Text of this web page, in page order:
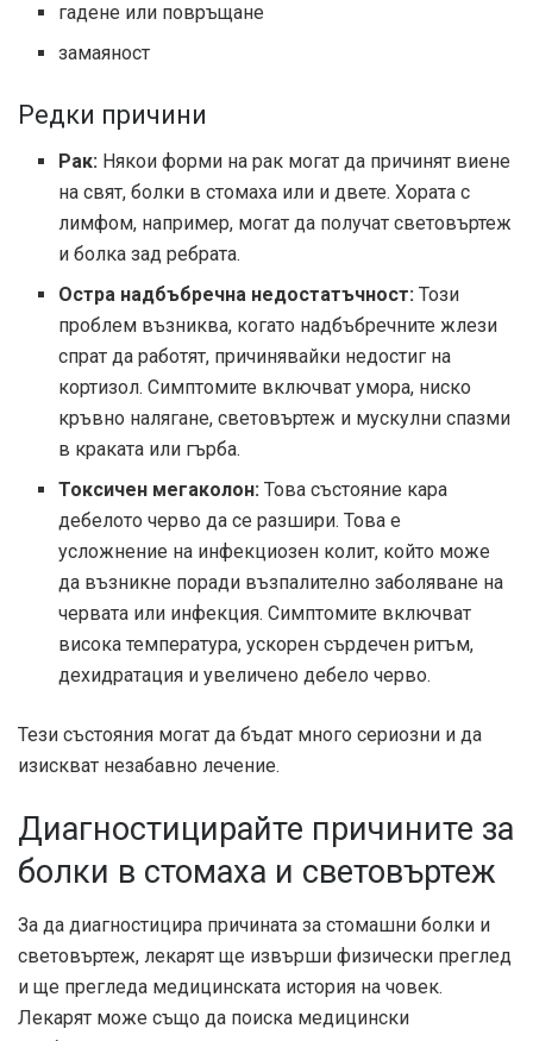
гадене или повръщане
замаяност
Редки причини
Рак: Някои форми на рак могат да причинят виене
на свят, болки в стомаха или и двете. Хората с
лимфом, например, могат да получат световъртеж
и болка зад ребрата.
Остра надбъбречна недостатъчност:Този
проблем възниква, когато надбъбречните жлези
спрат да работят, причинявайки недостиг на
кортизол. Симптомите включват умора, ниско
кръвно налягане, световъртеж и мускулни спазми
в краката или гърба.
Токсичен мегаколон: Това състояние кара
дебелото черво да се разшири. Това е
усложнение на инфекциозен колит, който може
да възникне поради възпалително заболяване на
червата или инфекция. Симптомите включват
висока температура, ускорен сърдечен ритъм,
дехидратация и увеличено дебело черво.
Тези състояния могат да бъдат много сериозни и да
изискват незабавно лечение.
Диагностицирайте причините за
болки в стомаха и световъртеж
За да диагностицира причината за стомашни болки и
световъртеж, лекарят ще извърши физически преглед
и ще прегледа медицинската история на човек.
Лекарят може също да поиска медицински